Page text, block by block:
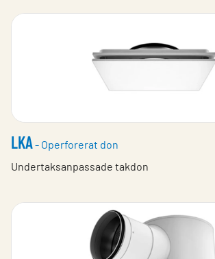
LKA- Operforerat don
Undertaksanpassade takdon